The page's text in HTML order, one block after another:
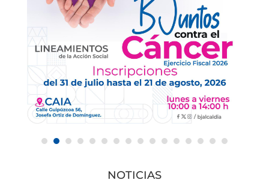
NOTICIAS